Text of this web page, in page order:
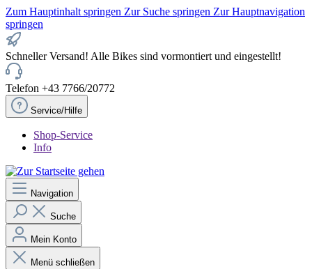
Zum Hauptinhalt springen Zur Suche springen Zur Hauptnavigation
springen
Schneller Versand! Alle Bikes sind vormontiert und eingestellt!
Telefon +43 7766/20772
Service/Hilfe
Shop-Service
Info
Navigation
Suche
Mein Konto
Menü schließen